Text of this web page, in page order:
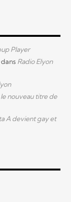
Player
dans Radio Elyon
nouveau titre de
A devient gay et